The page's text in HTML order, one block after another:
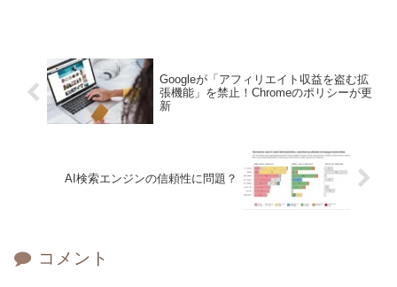
Googleが「アフィリエイト収益を盗む拡
張機能」を禁止！Chromeのポリシーが更
新
AI検索エンジンの信頼性に問題？
コメント